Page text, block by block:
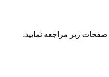
زیر مراجعه نمایید.